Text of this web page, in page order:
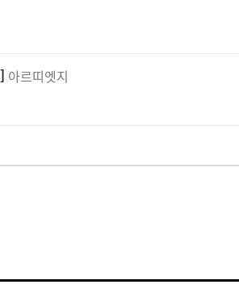
아르띠엣지